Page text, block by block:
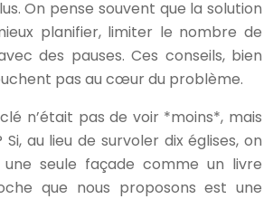
On pense souvent que la solution
planifier, limiter le nombre de
des pauses. Ces conseils, bien
pas au cœur du problème.
n’était pas de voir *moins*, mais
au lieu de survoler dix églises, on
seule façade comme un livre
que nous proposons est une